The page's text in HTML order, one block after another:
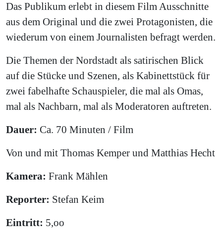
Das Publikum erlebt in diesem Film Ausschnitte
aus dem Original und die zwei Protagonisten, die
wiederum von einem Journalisten befragt werden.
Die Themen der Nordstadt als satirischen Blick
auf die Stücke und Szenen, als Kabinettstück für
zwei fabelhafte Schauspieler, die mal als Omas,
mal als Nachbarn, mal als Moderatoren auftreten.
Dauer: Ca. 70 Minuten / Film
Von und mit Thomas Kemper und Matthias Hecht
Kamera: Frank Mählen
Reporter: Stefan Keim
Eintritt: 5,oo